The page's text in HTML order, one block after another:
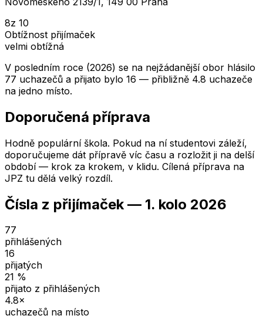
8z 10
Obtížnost přijímaček
velmi obtížná
V posledním roce (2026) se na nejžádanější obor hlásilo
77 uchazečů a přijato bylo 16 — přibližně 4.8 uchazeče
na jedno místo.
Doporučená příprava
Hodně populární škola. Pokud na ní studentovi záleží,
doporučujeme dát přípravě víc času a rozložit ji na delší
období — krok za krokem, v klidu. Cílená příprava na
JPZ tu dělá velký rozdíl.
Čísla z přijímaček — 1. kolo 2026
77
přihlášených
16
přijatých
21 %
přijato z přihlášených
4.8×
uchazečů na místo